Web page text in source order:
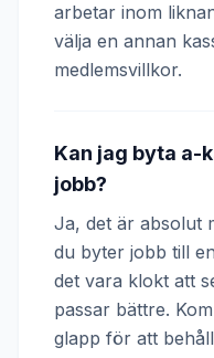
arbetar inom
välja en annan
medlemsvillkor.
Kan jag byta a-
jobb?
Ja, det är absolut
du byter jobb till
det vara klokt att
passar bättre.
glapp för att